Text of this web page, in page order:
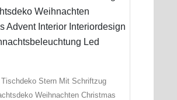
Tischdeko Stern Mit Schriftzug
Weihnachten Christmas